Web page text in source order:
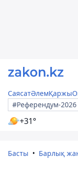
СаясатӘлемҚаржы
#Референдум-2026
+31°
Басты Барлық